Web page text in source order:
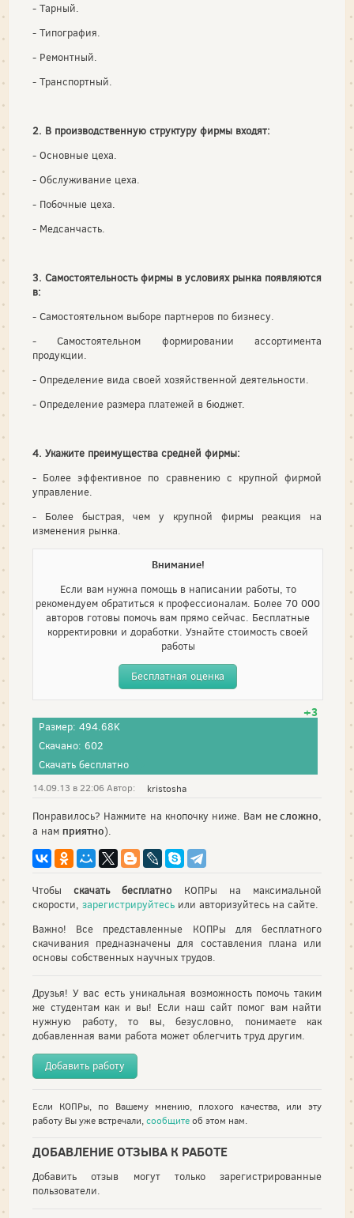
- Тарный.
- Типография.
- Ремонтный.
- Транспортный.
2. В производственную структуру фирмы входят:
- Основные цеха.
- Обслуживание цеха.
- Побочные цеха.
- Медсанчасть.
3. Самостоятельность фирмы в условиях рынка появляются
в:
- Самостоятельном выборе партнеров по бизнесу.
- Самостоятельном формировании ассортимента
продукции.
- Определение вида своей хозяйственной деятельности.
- Определение размера платежей в бюджет.
4. Укажите преимущества средней фирмы:
- Более эффективное по сравнению с крупной фирмой
управление.
- Более быстрая, чем у крупной фирмы реакция на
изменения рынка.
Внимание!
Если вам нужна помощь в написании работы, то
рекомендуем обратиться к профессионалам. Более 70 000
авторов готовы помочь вам прямо сейчас. Бесплатные
корректировки и доработки. Узнайте стоимость своей
работы
Бесплатная оценка
+3
Размер: 494.68K
Скачано: 602
Скачать бесплатно
14.09.13 в 22:06 Автор: kristosha
Понравилось? Нажмите на кнопочку ниже. Вам не сложно,
а нам приятно).
Чтобыскачать бесплатно КОПРы на максимальной
скорости, зарегистрируйтесь или авторизуйтесь на сайте.
Важно! Все представленные КОПРы для бесплатного
скачивания предназначены для составления плана или
основы собственных научных трудов.
Друзья! У вас есть уникальная возможность помочь таким
же студентам как и вы! Если наш сайт помог вам найти
нужную работу, то вы, безусловно, понимаете как
добавленная вами работа может облегчить труд другим.
Добавить работу
Если КОПРы, по Вашему мнению, плохого качества, или эту
работу Вы уже встречали,сообщитеоб этом нам.
ДОБАВЛЕНИЕ ОТЗЫВА К РАБОТЕ
Добавить отзыв могут только зарегистрированные
пользователи.